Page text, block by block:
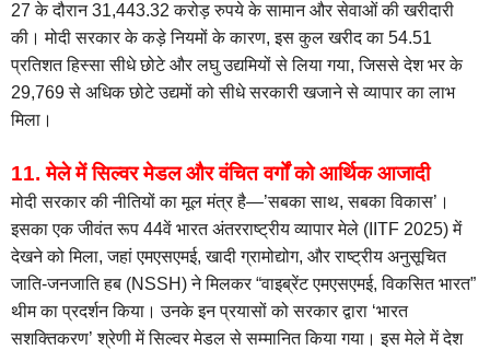
27 के दौरान 31,443.32 करोड़ रुपये के सामान और सेवाओं की खरीदारी
की। मोदी सरकार के कड़े नियमों के कारण, इस कुल खरीद का 54.51
प्रतिशत हिस्सा सीधे छोटे और लघु उद्यमियों से लिया गया, जिससे देश भर के
29,769 से अधिक छोटे उद्यमों को सीधे सरकारी खजाने से व्यापार का लाभ
मिला।
11. मेले में सिल्वर मेडल और वंचित वर्गों को आर्थिक आजादी
मोदी सरकार की नीतियों का मूल मंत्र है—’सबका साथ, सबका विकास’।
इसका एक जीवंत रूप 44वें भारत अंतरराष्ट्रीय व्यापार मेले (IITF 2025) में
देखने को मिला, जहां एमएसएमई, खादी ग्रामोद्योग, और राष्ट्रीय अनुसूचित
जाति-जनजाति हब (NSSH) ने मिलकर “वाइब्रेंट एमएसएमई, विकसित भारत”
थीम का प्रदर्शन किया। उनके इन प्रयासों को सरकार द्वारा ‘भारत
सशक्तिकरण’ श्रेणी में सिल्वर मेडल से सम्मानित किया गया। इस मेले में देश